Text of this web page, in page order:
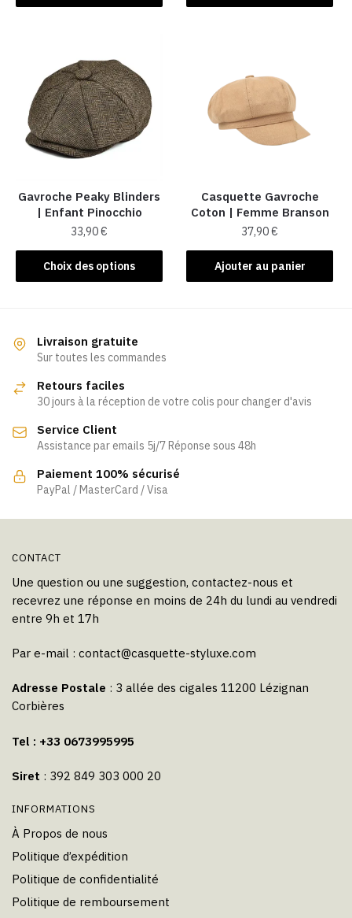
Gavroche Peaky Blinders
| Enfant Pinocchio
33,90€
Choix des options
Ce
produit
variations.
Les
peuvent
choisies
sur
la
page
Casquette Gavroche
Coton | Femme Branson
37,90€
Ajouter au panier
Livraison gratuite
Sur toutes les commandes
Retours faciles
30 jours à la réception de votre colis pour changer d'avis
Service Client
Assistance par emails 5j/7 Réponse sous 48h
Paiement 100% sécurisé
PayPal / MasterCard / Visa
CONTACT
Une question ou une suggestion, contactez-nous et
recevrez une réponse en moins de 24h du lundi au vendredi
entre 9h et 17h
Par e-mail : contact@casquette-styluxe.com
Adresse Postale : 3 allée des cigales 11200 Lézignan
Corbières
Tel : +33 0673995995
Siret : 392 849 303 000 20
INFORMATIONS
À Propos de nous
Politique d’expédition
Politique de confidentialité
Politique de remboursement